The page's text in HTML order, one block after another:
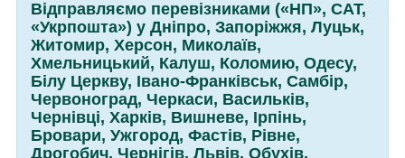
Відправляємо перевізниками («НП», САТ,
«Укрпошта») у Дніпро, Запоріжжя, Луцьк,
Житомир, Херсон, Миколаїв,
Хмельницький, Калуш, Коломию, Одесу,
Білу Церкву, Івано-Франківськ, Самбір,
Червоноград, Черкаси, Васильків,
Чернівці, Харків, Вишневе, Ірпінь,
Бровари, Ужгород, Фастів, Рівне,
Дрогобич, Чернігів, Львів, Обухів,